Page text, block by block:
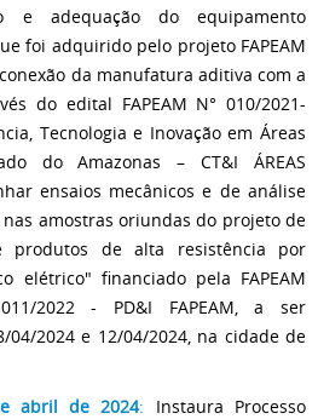
e adequação do equipamento
foi adquirido pelo projeto FAPEAM
da manufatura aditiva com a
do edital FAPEAM N° 010/2021-
Tecnologia e Inovação em Áreas
do Amazonas – CT&I ÁREAS
ensaios mecânicos e de análise
amostras oriundas do projeto de
produtos de alta resistência por
elétrico" financiado pela FAPEAM
2022 - PD&I FAPEAM, a ser
04/2024 e 12/04/2024, na cidade de
abril de 2024: Instaura Processo